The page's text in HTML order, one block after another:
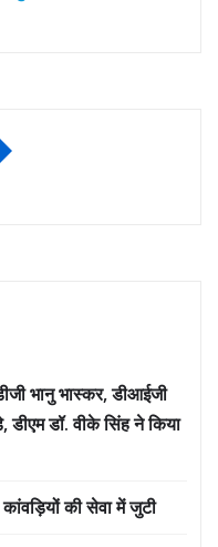
भानु भास्कर, डीआईजी
डीएम डॉ. वीके सिंह ने किया
की सेवा में जुटी